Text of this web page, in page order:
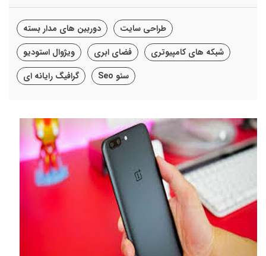
طراحی سایت
دوربین های مدار بسته
شبکه های کامپیوتری
فضای ابری
ویژوال استودیو
سئو Seo
گرافیگ رایانه ای